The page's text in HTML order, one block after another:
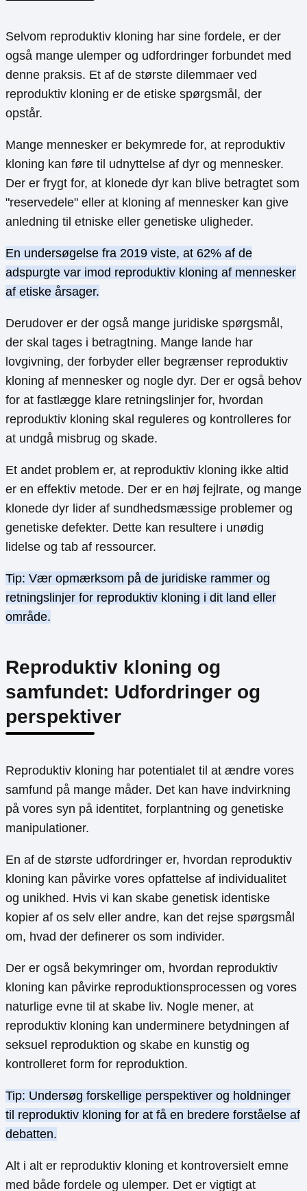
Selvom reproduktiv kloning har sine fordele, er der
også mange ulemper og udfordringer forbundet med
denne praksis. Et af de største dilemmaer ved
reproduktiv kloning er de etiske spørgsmål, der
opstår.
Mange mennesker er bekymrede for, at reproduktiv
kloning kan føre til udnyttelse af dyr og mennesker.
Der er frygt for, at klonede dyr kan blive betragtet som
"reservedele" eller at kloning af mennesker kan give
anledning til etniske eller genetiske uligheder.
En undersøgelse fra 2019 viste, at 62% af de
adspurgte var imod reproduktiv kloning af mennesker
af etiske årsager.
Derudover er der også mange juridiske spørgsmål,
der skal tages i betragtning. Mange lande har
lovgivning, der forbyder eller begrænser reproduktiv
kloning af mennesker og nogle dyr. Der er også behov
for at fastlægge klare retningslinjer for, hvordan
reproduktiv kloning skal reguleres og kontrolleres for
at undgå misbrug og skade.
Et andet problem er, at reproduktiv kloning ikke altid
er en effektiv metode. Der er en høj fejlrate, og mange
klonede dyr lider af sundhedsmæssige problemer og
genetiske defekter. Dette kan resultere i unødig
lidelse og tab af ressourcer.
Tip: Vær opmærksom på de juridiske rammer og
retningslinjer for reproduktiv kloning i dit land eller
område.
Reproduktiv kloning og
samfundet: Udfordringer og
perspektiver
Reproduktiv kloning har potentialet til at ændre vores
samfund på mange måder. Det kan have indvirkning
på vores syn på identitet, forplantning og genetiske
manipulationer.
En af de største udfordringer er, hvordan reproduktiv
kloning kan påvirke vores opfattelse af individualitet
og unikhed. Hvis vi kan skabe genetisk identiske
kopier af os selv eller andre, kan det rejse spørgsmål
om, hvad der definerer os som individer.
Der er også bekymringer om, hvordan reproduktiv
kloning kan påvirke reproduktionsprocessen og vores
naturlige evne til at skabe liv. Nogle mener, at
reproduktiv kloning kan underminere betydningen af ​​
seksuel reproduktion og skabe en kunstig og
kontrolleret form for reproduktion.
Tip: Undersøg forskellige perspektiver og holdninger
til reproduktiv kloning for at få en bredere forståelse af
debatten.
Alt i alt er reproduktiv kloning et kontroversielt emne
med både fordele og ulemper. Det er vigtigt at